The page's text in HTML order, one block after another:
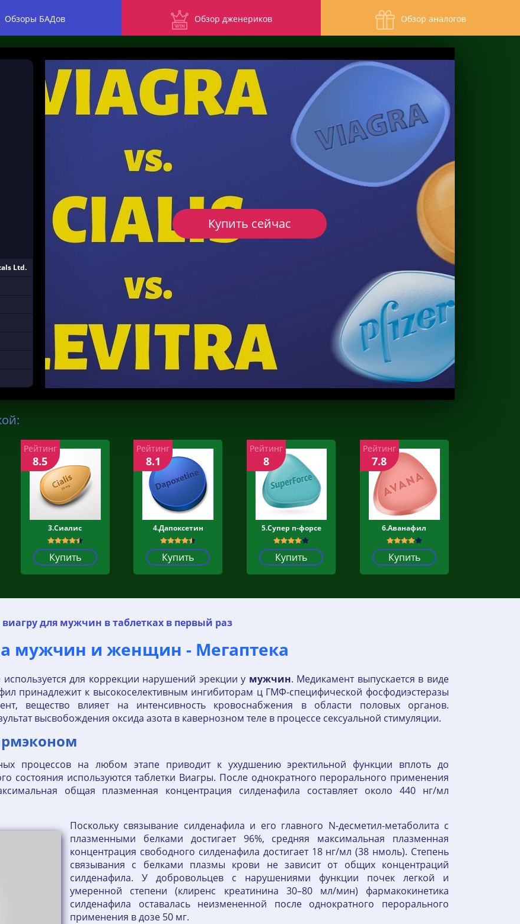
Обзоры БАДов Обзор дженериков Обзор аналогов
Ltd.
Купить сейчас
3.Сиалис
Купить
Рейтинг
8.5
4.Дапоксетин
Купить
Рейтинг
8.1
5.Супер п-форсе
Купить
Рейтинг
8
6.Аванафил
Купить
Рейтинг
7.8
для мужчин в таблетках в первый раз
мужчин и женщин - Мегаптека
для коррекции нарушений эрекции у мужчин. Медикамент выпускается в виде
принадлежит к высокоселективным ингибиторам ц ГМФ-специфической фосфодиэстеразы
вещество влияет на интенсивность кровоснабжения в области половых органов.
высвобождения оксида азота в кавернозном теле в процессе сексуальной стимуляции.
процессов на любом этапе приводит к ухудшению эректильной функции вплоть до
состояния используются таблетки Виагры. После однократного перорального применения
общая плазменная концентрация силденафила составляет около 440 нг/мл
Поскольку связывание силденафила и его главного N-десметил-метаболита с
плазменными белками достигает 96%, средняя максимальная плазменная
концентрация свободного силденафила достигает 18 нг/мл (38 нмоль). Степень
связывания с белками плазмы крови не зависит от общих концентраций
силденафила. У добровольцев с нарушениями функции почек легкой и
умеренной степени (клиренс креатинина 30–80 мл/мин) фармакокинетика
силденафила оставалась неизмененной после однократного перорального
применения в дозе 50 мг.